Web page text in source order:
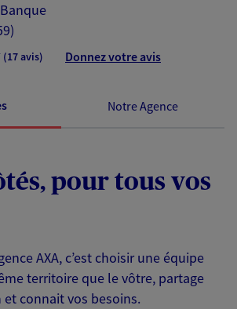
(17 avis) Donnez votre avis
Notre Agence
pour tous vos
AXA, c’est choisir une équipe
territoire que le vôtre, partage
connait vos besoins.